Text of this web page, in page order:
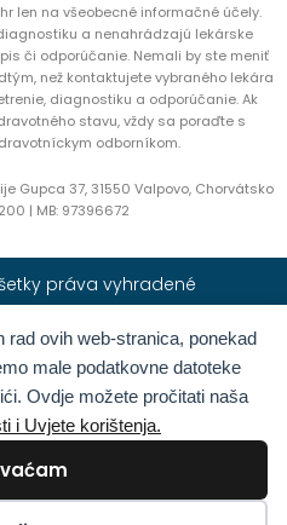
rad ovih web-stranica, ponekad
male podatkovne datoteke
Ovdje možete pročitati naša
i Uvjete korištenja.
len na všeobecné informačné účely.
a nenahrádzajú lekárske
či odporúčanie. Nemali by ste meniť
než kontaktujete vybraného lekára
diagnostiku a odporúčanie. Ak
stavu, vždy sa poraďte s
odborníkom.
Gupca 37, 31550 Valpovo, Chorvátsko
| MB: 97396672
práva vyhradené
) English(Angličtina)
) Polski(Polština)
) Italiano( Taliančina)
Français(Francúzština)
)